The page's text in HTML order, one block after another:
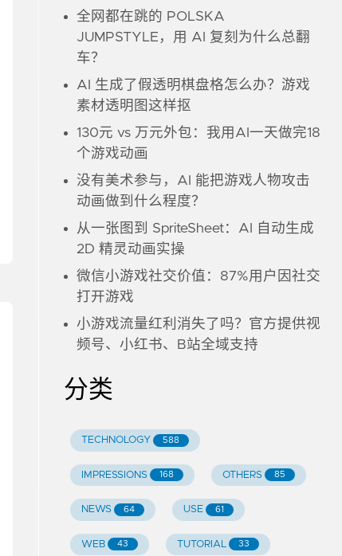
全网都在跳的 POLSKA
JUMPSTYLE，用 AI 复刻为什么总翻
车？
AI 生成了假透明棋盘格怎么办？游戏
素材透明图这样抠
130元 vs 万元外包：我用AI一天做完18
个游戏动画
没有美术参与，AI 能把游戏人物攻击
动画做到什么程度？
从一张图到 SpriteSheet：AI 自动生成
2D 精灵动画实操
微信小游戏社交价值：87%用户因社交
打开游戏
小游戏流量红利消失了吗？官方提供视
频号、小红书、B站全域支持
分类
TECHNOLOGY 588
IMPRESSIONS 168 OTHERS 85
NEWS 64 USE 61
WEB 43 TUTORIAL 33